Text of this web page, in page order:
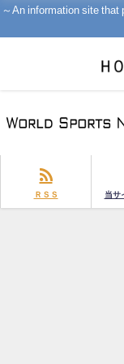
～An information site that
ＲＳＳ 当サ